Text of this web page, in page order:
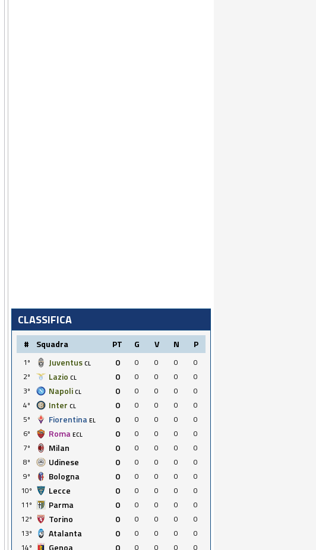
CLASSIFICA
# Squadra PT G V N P
1º Juventus CL 0 0 0 0
0
2º
Lazio CL 0 0 0 0
0
3º
Napoli CL 0 0 0 0
0
4º
Inter CL 0 0 0 0
0
5º
Fiorentina EL 0 0 0 0
0
6º
Roma ECL 0 0 0 0
0
7º
Milan 0 0 0 0
0
8º
Udinese 0 0 0 0
0
9º
Bologna 0 0 0 0
0
10º
Lecce 0 0 0 0
0
11º
Parma 0 0 0 0
0
12º
Torino 0 0 0 0
0
13º
Atalanta 0 0 0 0
0
14º
Genoa 0 0 0 0 0